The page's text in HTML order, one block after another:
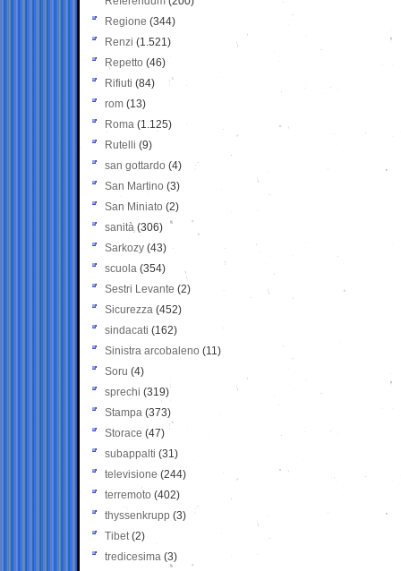
Regione (344)
Renzi (1.521)
Repetto (46)
Rifiuti (84)
rom (13)
Roma (1.125)
Rutelli (9)
san gottardo (4)
San Martino (3)
San Miniato (2)
sanità (306)
Sarkozy (43)
scuola (354)
Sestri Levante (2)
Sicurezza (452)
sindacati (162)
Sinistra arcobaleno (11)
Soru (4)
sprechi (319)
Stampa (373)
Storace (47)
subappalti (31)
televisione(244)
terremoto (402)
thyssenkrupp (3)
Tibet(2)
tredicesima (3)